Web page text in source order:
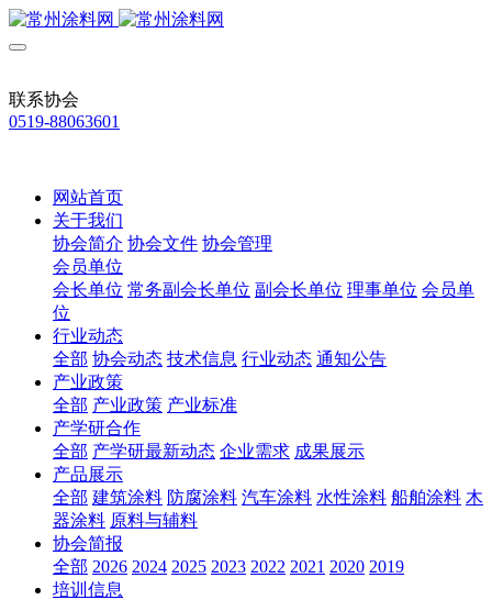
联系协会
0519-88063601
网站首页
关于我们
协会简介 协会文件 协会管理
会员单位
会长单位 常务副会长单位 副会长单位 理事单位 会员单
位
行业动态
全部 协会动态 技术信息 行业动态 通知公告
产业政策
全部 产业政策 产业标准
产学研合作
全部 产学研最新动态 企业需求 成果展示
产品展示
全部 建筑涂料 防腐涂料 汽车涂料 水性涂料 船舶涂料 木
器涂料 原料与辅料
协会简报
全部 2026 2024 2025 2023 2022 2021 2020 2019
培训信息